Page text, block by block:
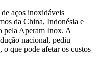
aços inoxidáveis
da China, Indonésia e
pela Aperam Inox. A
nacional, pediu
que pode afetar os custos